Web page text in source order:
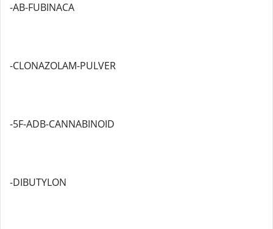
-AB-FUBINACA
-CLONAZOLAM-PULVER
-5F-ADB-CANNABINOID
-DIBUTYLON